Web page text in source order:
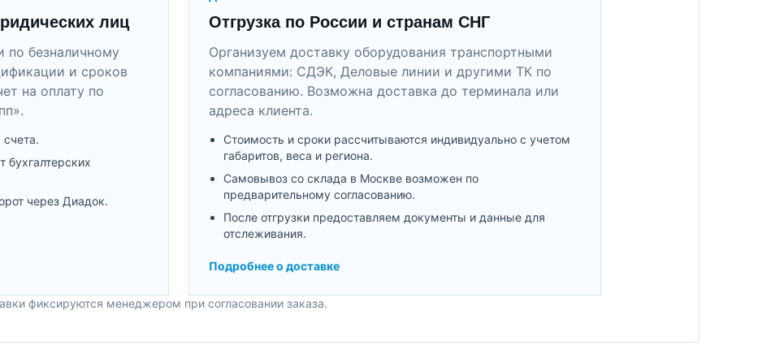
лиц
безналичному
и сроков
на оплату по
через Диадок.
Отгрузка по России и странам СНГ
Организуем доставку оборудования транспортными
компаниями: СДЭК, Деловые линии и другими ТК по
согласованию. Возможна доставка до терминала или
адреса клиента.
Стоимость и сроки рассчитываются индивидуально с учетом
габаритов, веса и региона.
Самовывоз со склада в Москве возможен по
предварительному согласованию.
После отгрузки предоставляем документы и данные для
отслеживания.
Подробнее о доставке
фиксируются менеджером при согласовании заказа.